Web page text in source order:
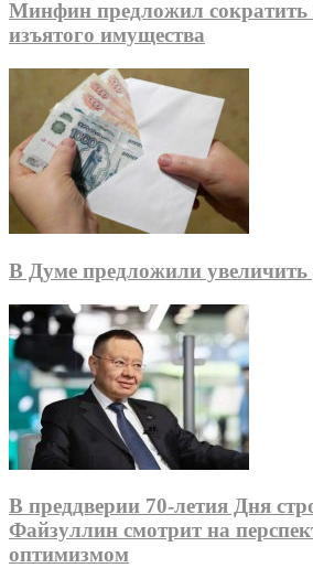
Минфин предложил сократить
изъятого имущества
В Думе предложили
В преддверии 70-летия Дня
Файзуллин смотрит на
оптимизмом